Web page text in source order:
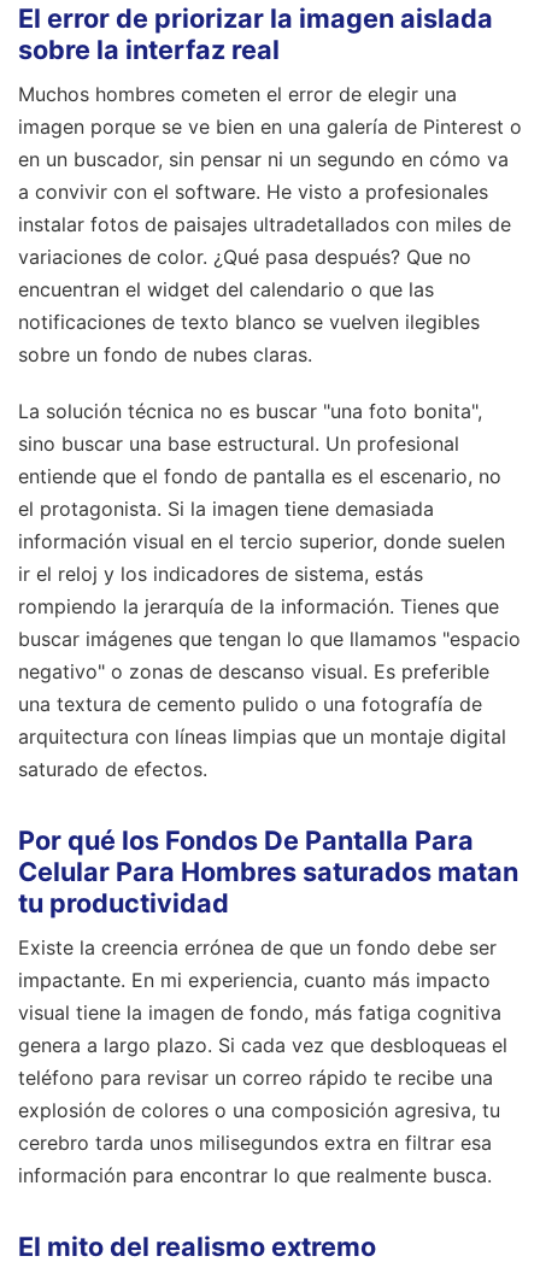
El error de priorizar la imagen aislada
sobre la interfaz real
Muchos hombres cometen el error de elegir una
imagen porque se ve bien en una galería de Pinterest o
en un buscador, sin pensar ni un segundo en cómo va
a convivir con el software. He visto a profesionales
instalar fotos de paisajes ultradetallados con miles de
variaciones de color. ¿Qué pasa después? Que no
encuentran el widget del calendario o que las
notificaciones de texto blanco se vuelven ilegibles
sobre un fondo de nubes claras.
La solución técnica no es buscar "una foto bonita",
sino buscar una base estructural. Un profesional
entiende que el fondo de pantalla es el escenario, no
el protagonista. Si la imagen tiene demasiada
información visual en el tercio superior, donde suelen
ir el reloj y los indicadores de sistema, estás
rompiendo la jerarquía de la información. Tienes que
buscar imágenes que tengan lo que llamamos "espacio
negativo" o zonas de descanso visual. Es preferible
una textura de cemento pulido o una fotografía de
arquitectura con líneas limpias que un montaje digital
saturado de efectos.
Por qué los Fondos De Pantalla Para
Celular Para Hombres saturados matan
tu productividad
Existe la creencia errónea de que un fondo debe ser
impactante. En mi experiencia, cuanto más impacto
visual tiene la imagen de fondo, más fatiga cognitiva
genera a largo plazo. Si cada vez que desbloqueas el
teléfono para revisar un correo rápido te recibe una
explosión de colores o una composición agresiva, tu
cerebro tarda unos milisegundos extra en filtrar esa
información para encontrar lo que realmente busca.
El mito del realismo extremo